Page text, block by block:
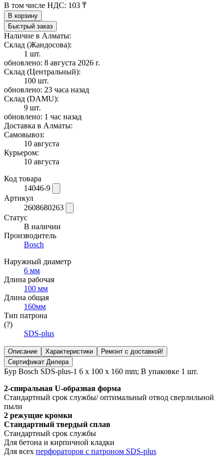
В том числе НДС: 103 ₸
В корзину
Быстрый заказ
Наличие в Алматы:
Склад (Жандосова):
1 шт.
обновлено: 8 августа 2026 г.
Склад (Центральный):
100 шт.
обновлено: 23 часа назад
Склад (DAMU):
9 шт.
обновлено: 1 час назад
Доставка в Алматы:
Самовывоз:
10 августа
Курьером:
10 августа
Код товара
14046-9
Артикул
2608680263
Статус
В наличии
Производитель
Bosch
Наружный диаметр
6 мм
Длина рабочая
100 мм
Длина общая
160мм
Тип патрона
(?)
SDS-plus
Описание Характеристики
Ремонт с доставкой!
Сертификат Дилера
Бур Bosch SDS-plus-1 6 x 100 x 160 mm; В упаковке 1 шт.
2-спиральная U-образная форма
Стандартный срок службы/ оптимальный отвод сверлильной
пыли
2 режущие кромки
Стандартный твердый сплав
Стандартный срок службы
Для бетона и кирпичной кладки
Для всех перфораторов с патроном SDS-plus